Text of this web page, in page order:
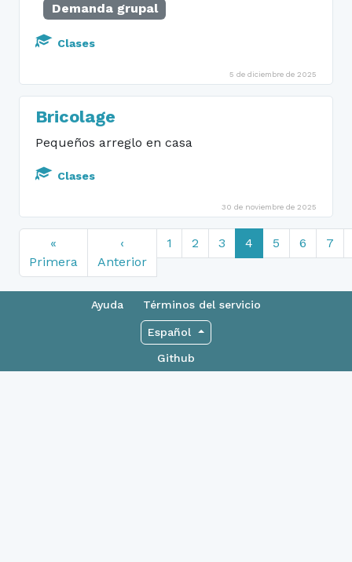
Demanda grupal
Clases
5 de diciembre de 2025
Bricolage
Pequeños arreglo en casa
Clases
30 de noviembre de 2025
«
Primera
‹
Anterior
1 2 3 4 5 6 7
Ayuda Términos del servicio
Español
Github